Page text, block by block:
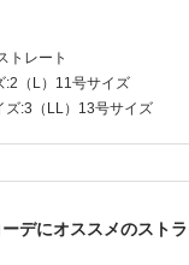
トレート
:2（L）11号サイズ
ズ:3（LL）13号サイズ
デにオススメのスト